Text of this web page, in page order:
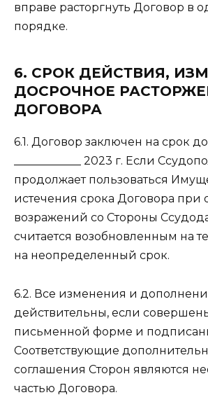
вправе расторгнуть Договор в
порядке.
6. СРОК ДЕЙСТВИЯ,
ДОСРОЧНОЕ
ДОГОВОРА
6.1. Договор заключен на срок до
____________ 2023 г. Если
продолжает пользоваться
истечения срока Договора при
возражений со Стороны
считается возобновленным на
на неопределенный срок.
6.2. Все изменения и
действительны, если
письменной форме и
Соответствующие
соглашения Сторон являются
частью Договора.